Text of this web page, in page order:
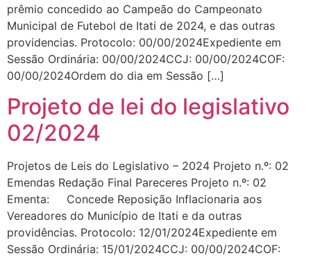
prêmio concedido ao Campeão do Campeonato
Municipal de Futebol de Itati de 2024, e das outras
providencias. Protocolo: 00/00/2024Expediente em
Sessão Ordinária: 00/00/2024CCJ: 00/00/2024COF:
00/00/2024Ordem do dia em Sessão […]
Projeto de lei do legislativo
02/2024
Projetos de Leis do Legislativo – 2024 Projeto n.º: 02
Emendas Redação Final Pareceres Projeto n.º: 02
Ementa: Concede Reposição Inflacionaria aos
Vereadores do Município de Itati e da outras
providências. Protocolo: 12/01/2024Expediente em
Sessão Ordinária: 15/01/2024CCJ: 00/00/2024COF: